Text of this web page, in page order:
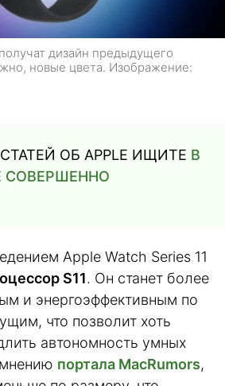
дизайн предыдущего
новые цвета. Изображение:
ОБ APPLE ИЩИТЕ В
СОВЕРШЕННО
Apple Watch Series 11
S11. Он станет более
и энергоэффективным по
что позволит хоть
автономность умных
портала MacRumors,